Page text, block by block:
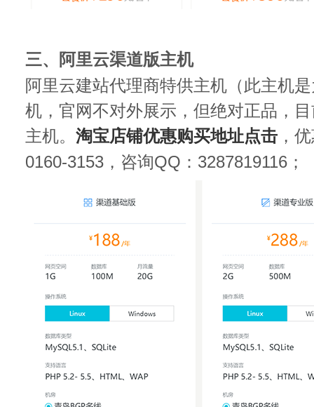
三、阿里云渠道版主机
阿里云建站代理商特供主机（此主机
机，官网不对外展示，但绝对正品，
主机。 淘宝店铺优惠购买地址点击 ，
0160-3153，咨询QQ：3287819116；